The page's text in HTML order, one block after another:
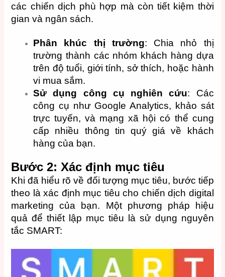
các chiến dịch phù hợp mà còn tiết kiệm thời
gian và ngân sách.
Phân khúc thị trường: Chia nhỏ thị
trường thành các nhóm khách hàng dựa
trên độ tuổi, giới tính, sở thích, hoặc hành
vi mua sắm.
Sử dụng công cụ nghiên cứu: Các
công cụ như Google Analytics, khảo sát
trực tuyến, và mạng xã hội có thể cung
cấp nhiều thông tin quý giá về khách
hàng của bạn.
Bước 2: Xác định mục tiêu
Khi đã hiểu rõ về đối tượng mục tiêu, bước tiếp
theo là xác định mục tiêu cho chiến dịch digital
marketing của bạn. Một phương pháp hiệu
quả để thiết lập mục tiêu là sử dụng nguyên
tắc SMART: